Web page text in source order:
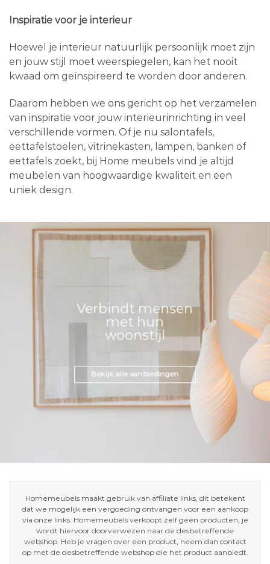
Inspiratie voor je interieur
Hoewel je interieur natuurlijk persoonlijk moet zijn
en jouw stijl moet weerspiegelen, kan het nooit
kwaad om geïnspireerd te worden door anderen.
Daarom hebben we ons gericht op het verzamelen
van inspiratie voor jouw interieurinrichting in veel
verschillende vormen. Of je nu salontafels,
eettafelstoelen, vitrinekasten, lampen, banken of
eettafels zoekt, bij Home meubels vind je altijd
meubelen van hoogwaardige kwaliteit en een
uniek design.
Verbindt mensen
met hun
woonstijl
Bekijk alle aanbiedingen
Homemeubels maakt gebruik van affiliate links, dit betekent
dat we mogelijk een vergoeding ontvangen voor een aankoop
via onze links. Homemeubels verkoopt zelf géén producten, je
wordt hiervoor doorverwezen naar de desbetreffende
webshop. Heb je vragen over een product, neem dan contact
op met de desbetreffende webshop die het product aanbiedt.